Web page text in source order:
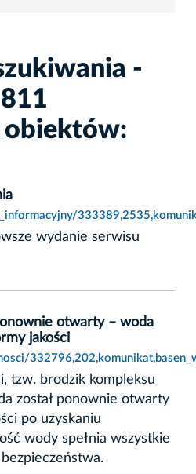
-
obiektów:
wydanie serwisu
otwarty – woda
jakości
tzw. brodzik kompleksu
został ponownie otwarty
po uzyskaniu
wody spełnia wszystkie